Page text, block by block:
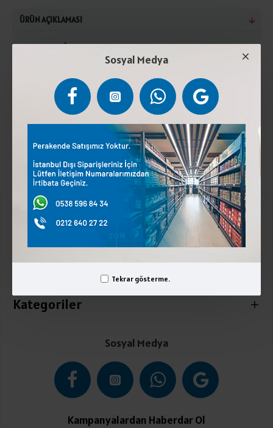
Sosyal Medya
Tekrar gösterme.
ÜRÜN AÇIKLAMASI
Pastörize İnek Sütü, Maya ve Tuz. Kuru Maddede
Minimum %45 Süt Yağı İçerir. Türk Gıda Kodeksi
tebliğine uygun üretilmiştir. (+4°C) ile (+6°C) arasında
muhafaza edilmelidir. Son tüketim tarihinden önce
tüketilmelidir. Laktoz İçerir.
Kurumsal
Üyelik İşlemleri
Kategoriler
Sosyal Medya
Kampanyalardan Haberdar Ol